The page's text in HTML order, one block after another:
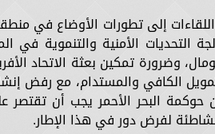
إلى تطورات الأوضاع في
التحديات الأمنية والتنموية
وضرورة تمكين بعثة الاتحاد
الكافي والمستدام، مع رفض
البحر الأحمر يجب أن
لفرض دور في هذا الإطار.